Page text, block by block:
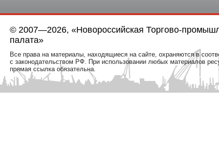
© 2007—2026, «Новороссийская Торгово-
палата»
Все права на материалы, находящиеся на сайте, охраняются в
с законодательством РФ. При использовании любых материалов
прямая ссылка обязательна.